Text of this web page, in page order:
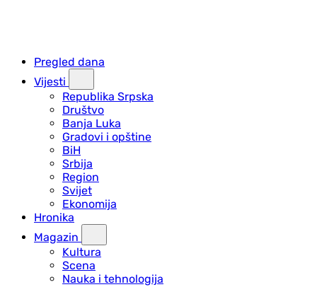
Pregled dana
Vijesti
Republika Srpska
Društvo
Banja Luka
Gradovi i opštine
BiH
Srbija
Region
Svijet
Ekonomija
Hronika
Magazin
Kultura
Scena
Nauka i tehnologija